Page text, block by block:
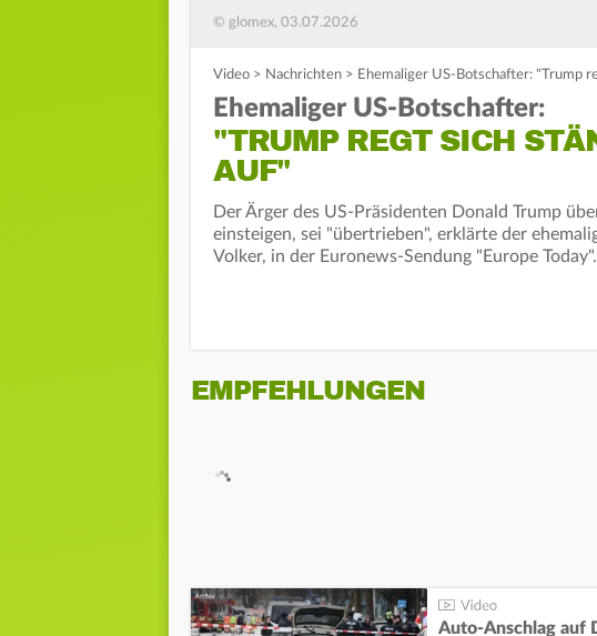
© glomex, 03.07.2026
Video > Nachrichten > Ehemaliger US-Botschafter: "Trump
Ehemaliger US-Botschafter:
"TRUMP REGT SICH
AUF"
Der Ärger des US-Präsidenten Donald Trump
einsteigen, sei "übertrieben", erklärte der
Volker, in der Euronews-Sendung "Europe Today".
EMPFEHLUNGEN